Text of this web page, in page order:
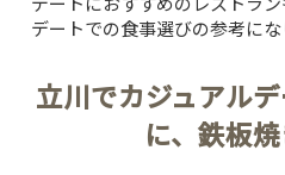
デートでの食事選びの参考にな
立川でカジュアル
に、鉄板